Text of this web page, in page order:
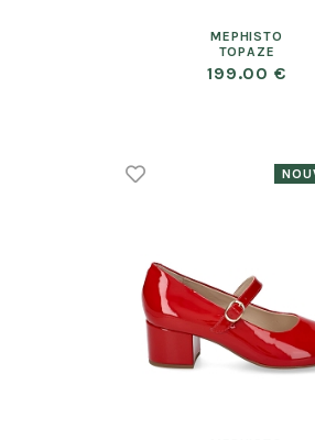
MEPHISTO
TOPAZE
199.00 €